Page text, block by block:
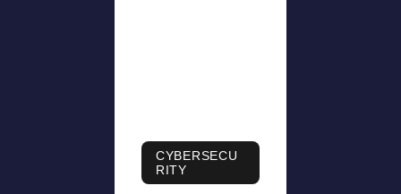
CYBERSECU
RITY